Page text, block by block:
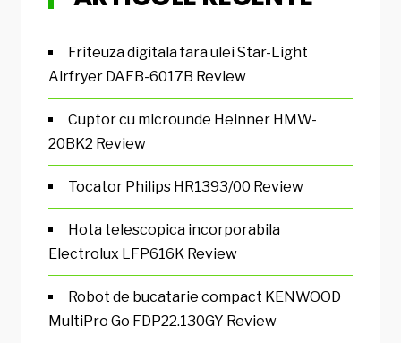
Friteuza digitala fara ulei Star-Light
Airfryer DAFB-6017B Review
Cuptor cu microunde Heinner HMW-
20BK2 Review
Tocator Philips HR1393/00 Review
Hota telescopica incorporabila
Electrolux LFP616K Review
Robot de bucatarie compact KENWOOD
MultiPro Go FDP22.130GY Review